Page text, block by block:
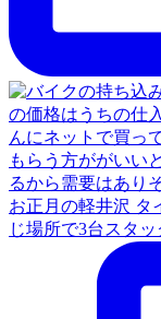
お正月の軽井沢 タ
じ場所で3台スタッ